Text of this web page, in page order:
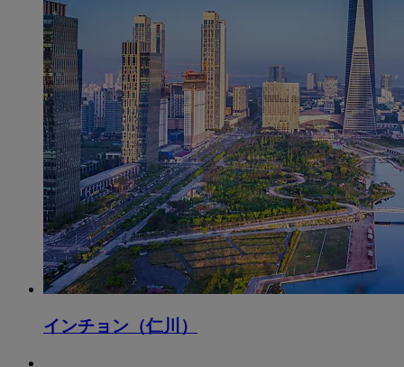
インチョン（仁川）